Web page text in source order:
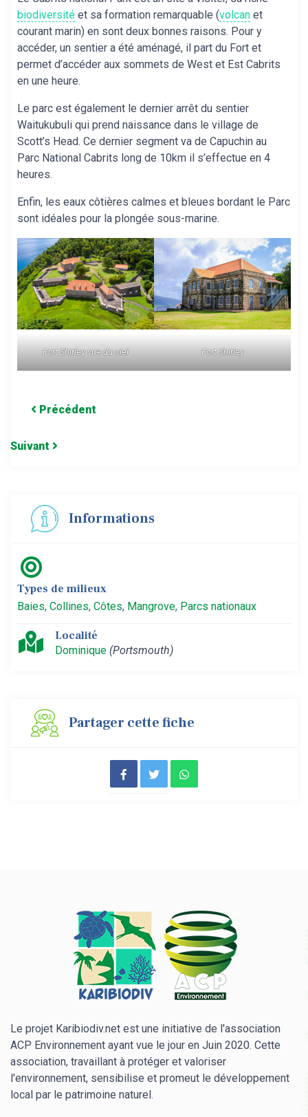
biodiversité et sa formation remarquable (volcan et
courant marin) en sont deux bonnes raisons. Pour y
accéder, un sentier a été aménagé, il part du Fort et
permet d’accéder aux sommets de West et Est Cabrits
en une heure.
Le parc est également le dernier arrêt du sentier
Waitukubuli qui prend naissance dans le village de
Scott’s Head. Ce dernier segment va de Capuchin au
Parc National Cabrits long de 10km il s’effectue en 4
heures.
Enfin, les eaux côtières calmes et bleues bordant le Parc
sont idéales pour la plongée sous-marine.
Fort Shirley vue du ciel Fort Shirley
Précédent
Suivant
Informations
Types de milieux
Baies, Collines, Côtes, Mangrove, Parcs nationaux
Localité
Dominique (Portsmouth)
Partager cette fiche
Le projet Karibiodiv.net est une initiative de l'association
ACP Environnement ayant vue le jour en Juin 2020. Cette
association, travaillant à protéger et valoriser
l'environnement, sensibilise et promeut le développement
local par le patrimoine naturel.